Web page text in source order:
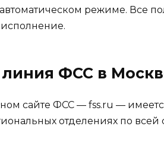
режиме. Все
исполнение.
линия ФСС в
сайте ФСС — fss.ru —
отделениях по всей